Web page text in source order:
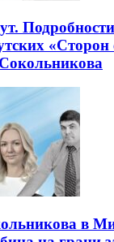
Подробности
«Сторон
в